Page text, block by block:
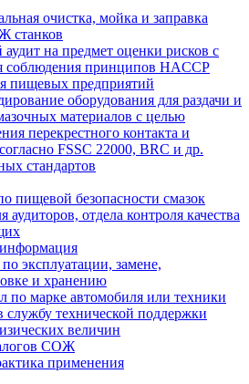
очистка, мойка и заправка
станков
аудит на предмет оценки рисков с
соблюдения принципов HACCP
предприятий
оборудования для раздачи и
материалов с целью
перекрестного контакта и
FSSC 22000, BRC и др.
стандартов
пищевой безопасности смазок
аудиторов, отдела контроля качества
эксплуатации, замене,
и хранению
по марке автомобиля или техники
технической поддержки
величин
СОЖ
применения